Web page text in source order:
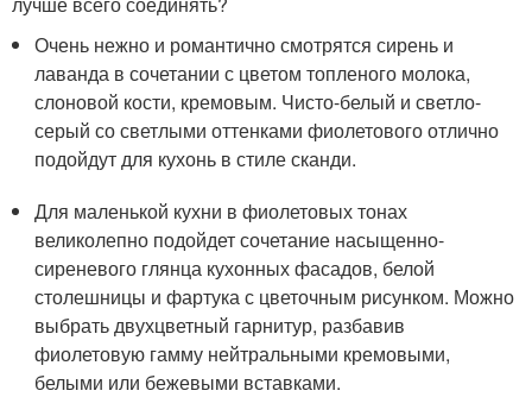
Очень нежно и романтично смотрятся сирень и
лаванда в сочетании с цветом топленого молока,
слоновой кости, кремовым. Чисто-белый и светло-
серый со светлыми оттенками фиолетового отлично
подойдут для кухонь в стиле сканди.
Для маленькой кухни в фиолетовых тонах
великолепно подойдет сочетание насыщенно-
сиреневого глянца кухонных фасадов, белой
столешницы и фартука с цветочным рисунком. Можно
выбрать двухцветный гарнитур, разбавив
фиолетовую гамму нейтральными кремовыми,
белыми или бежевыми вставками.